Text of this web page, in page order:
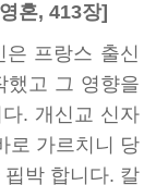
혼, 413장]
은 프랑스 출신
했고 그 영향을
. 개신교 신자
로 가르치니 당
박 합니다. 칼